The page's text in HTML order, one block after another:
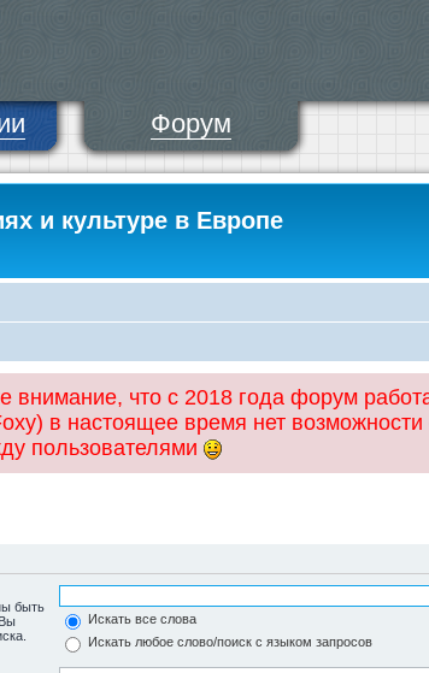
Форум
и культуре в Европе
что с 2018 года форум
в настоящее время нет
пользователями
быть
Искать все слова
Искать любое слово/поиск с языком запросов